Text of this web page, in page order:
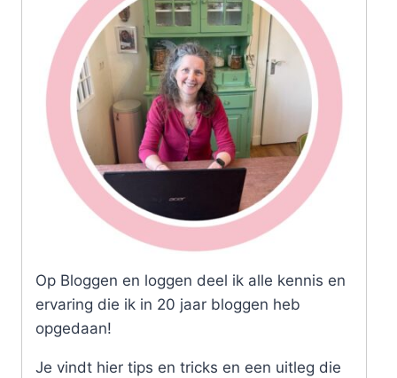
Op Bloggen en loggen deel ik alle kennis en
ervaring die ik in 20 jaar bloggen heb
opgedaan!
Je vindt hier tips en tricks en een uitleg die